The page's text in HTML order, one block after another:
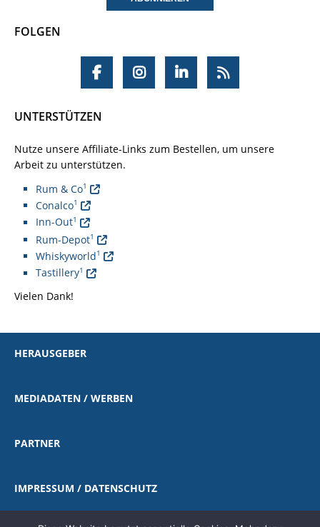
FOLGEN
UNTERSTÜTZEN
Nutze unsere Affiliate-Links zum Bestellen, um unsere
Arbeit zu unterstützen.
Rum & Co1
Conalco1
Inn-Out1
Rum-Depot1
Whiskyworld1
Tastillery1
Vielen Dank!
HERAUSGEBER
MEDIADATEN / WERBEN
PARTNER
IMPRESSUM / DATENSCHUTZ